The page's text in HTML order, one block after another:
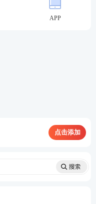
APP
点击添加